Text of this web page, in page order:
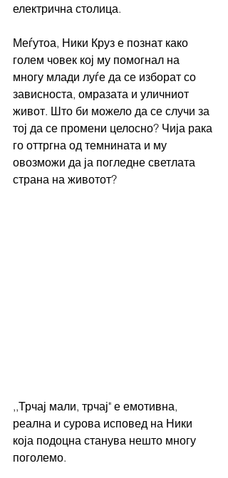
електрична столица.
Меѓутоа, Ники Круз е познат како
голем човек кој му помогнал на
многу млади луѓе да се изборат со
зависноста, омразата и уличниот
живот. Што би можело да се случи за
тој да се промени целосно? Чија рака
го оттргна од темнината и му
овозможи да ја погледне светлата
страна на животот?
,,Трчај мали, трчај" е емотивна,
реална и сурова исповед на Ники
која подоцна станува нешто многу
поголемо.